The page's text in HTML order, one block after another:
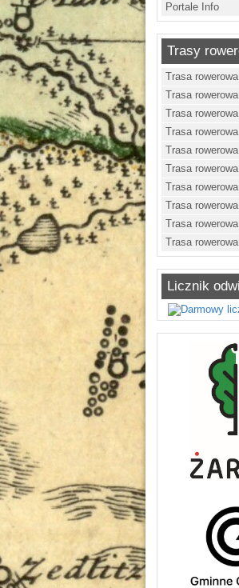
Portale Info
Trasy
Trasa
Trasa
Trasa
Trasa
Trasa
Trasa
Trasa
Trasa
Trasa
Trasa
Licznik